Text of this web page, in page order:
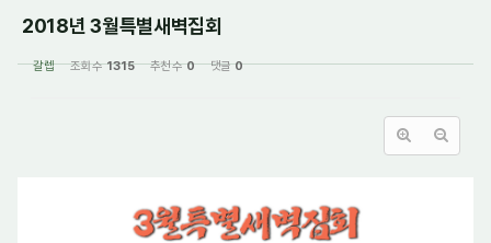
2018년 3월특별새벽집회
갈렙 조회 수1315 추천 수0 댓글0